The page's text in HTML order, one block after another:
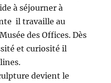
à séjourner à
il travaille au
des Offices. Dès
et curiosité il
devient le